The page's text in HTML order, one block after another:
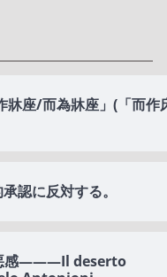
牀座/而為牀座」(「而作
認に反対する。
悪感———Il deserto